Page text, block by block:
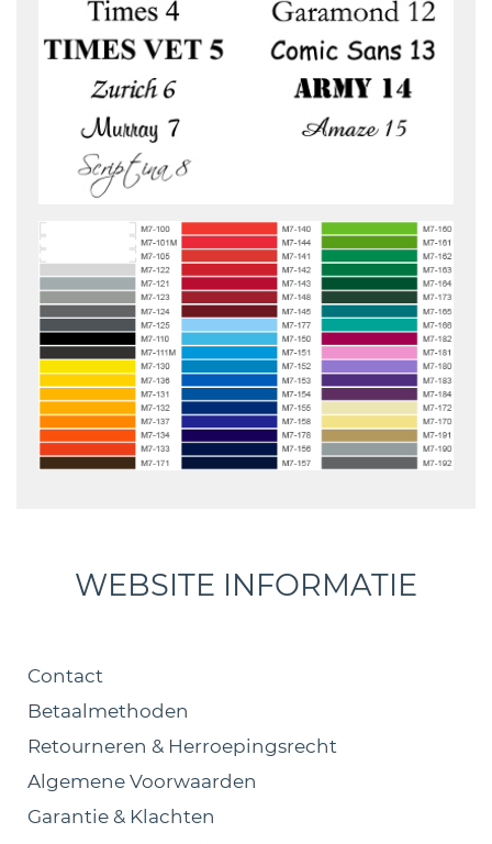
WEBSITE INFORMATIE
Contact
Betaalmethoden
Retourneren & Herroepingsrecht
Algemene Voorwaarden
Garantie & Klachten